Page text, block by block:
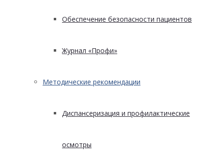
Обеспечение безопасности пациентов
Журнал «Профи»
Методические рекомендации
Диспансеризация и профилактические
осмотры